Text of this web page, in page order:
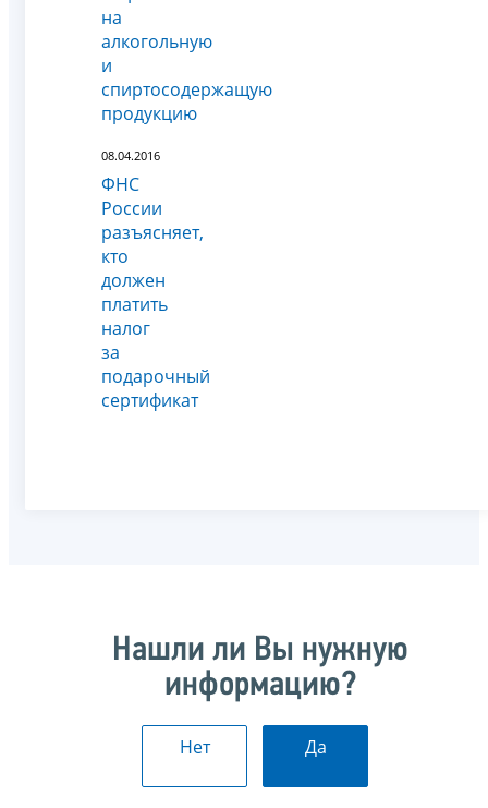
на
алкогольную
и
спиртосодержащую
продукцию
08.04.2016
ФНС
России
разъясняет,
кто
должен
платить
налог
за
подарочный
сертификат
Нашли ли Вы нужную
информацию?
Нет Да